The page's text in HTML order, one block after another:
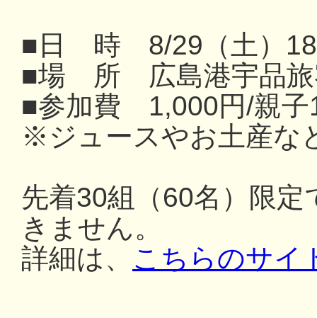
■日 時 8/29（土）18
■場 所 広島港宇品旅
■参加費 1,000円/親子
※ジュースやお土産な
先着30組（60名）限
きません。
詳細は、 こちらのサイ